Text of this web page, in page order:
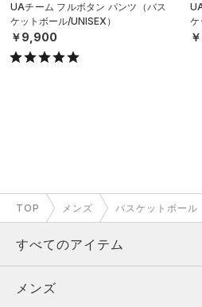
UAチーム フルボタン パンツ（バス
ケットボール/UNISEX）
￥9,900
ケ
TOP メンズ バスケットボール
すべてのアイテム
メンズ
メンズ